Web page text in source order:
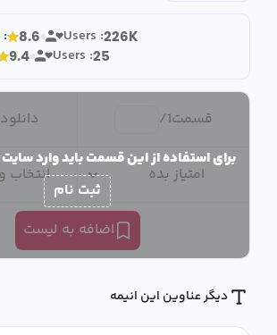
: 8.6 Users :226K
9.4 Users :25
قسمت1
/ دانلود
امتیاز بده
اضافه به لیست
برای استفاده از این قسمت باید وارد
ثبت نام
دیگر عناوین این انیمه